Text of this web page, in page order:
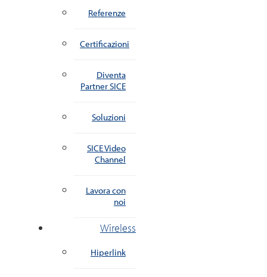
Referenze
Certificazioni
Diventa
Partner SICE
Soluzioni
SICE Video
Channel
Lavora con
noi
Wireless
Hiperlink